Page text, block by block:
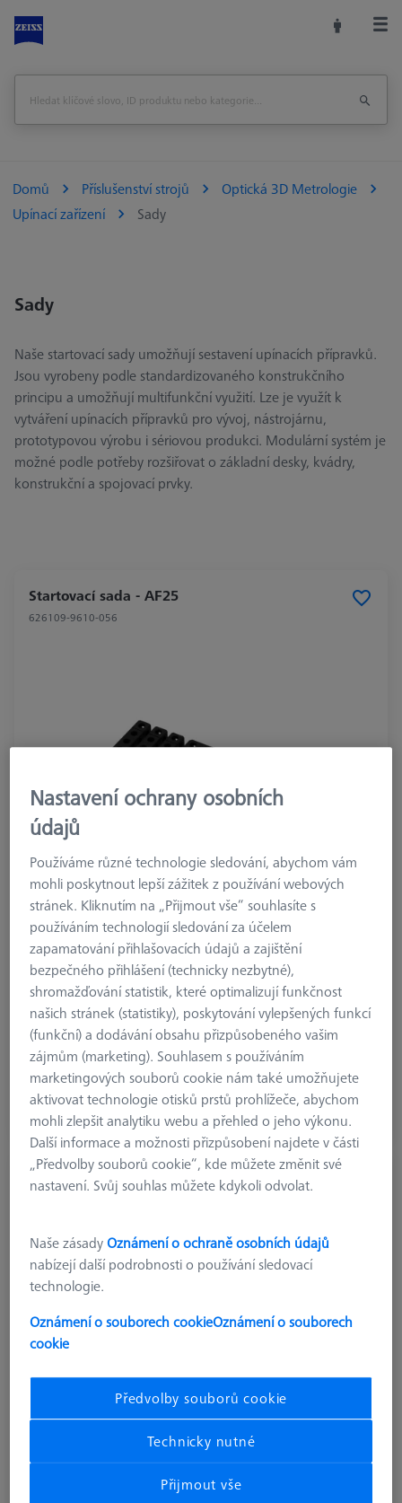
Domů Příslušenství strojů
Optická 3D Metrologie
Upínací zařízení
Sady
Sady
Naše startovací sady umožňují sestavení upínacích přípravků.
Jsou vyrobeny podle standardizovaného konstrukčního
principu a umožňují multifunkční využití. Lze je využít k
vytváření upínacích přípravků pro vývoj, nástrojárnu,
prototypovou výrobu i sériovou produkci. Modulární systém je
možné podle potřeby rozšiřovat o základní desky, kvádry,
konstrukční a spojovací prvky.
Startovací sada - AF25
626109-9610-056
AF25
7.299,99 €
bez DPH
Dostupné
Referenční rámeček 150 - výška 100-
Nastavení ochrany osobních
údajů
Používáme různé technologie sledování, abychom vám
mohli poskytnout lepší zážitek z používání webových
stránek. Kliknutím na „Přijmout vše“ souhlasíte s
používáním technologií sledování za účelem
zapamatování přihlašovacích údajů a zajištění
bezpečného přihlášení (technicky nezbytné),
shromažďování statistik, které optimalizují funkčnost
našich stránek (statistiky), poskytování vylepšených funkcí
(funkční) a dodávání obsahu přizpůsobeného vašim
zájmům (marketing). Souhlasem s používáním
marketingových souborů cookie nám také umožňujete
aktivovat technologie otisků prstů prohlížeče, abychom
mohli zlepšit analytiku webu a přehled o jeho výkonu.
Další informace a možnosti přizpůsobení najdete v části
„Předvolby souborů cookie“, kde můžete změnit své
nastavení. Svůj souhlas můžete kdykoli odvolat.
Naše zásadyOznámení o ochraně osobních údajů
nabízejí další podrobnosti o používání sledovací
technologie.
Oznámení o souborech cookieOznámení o souborech
cookie
Předvolby souborů cookie
Technicky nutné
Přijmout vše